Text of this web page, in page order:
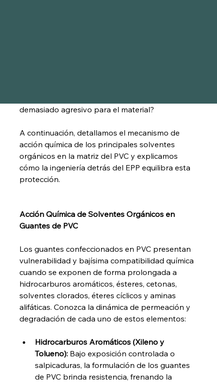
demasiado agresivo para el material?
A continuación, detallamos el mecanismo de
acción química de los principales solventes
orgánicos en la matriz del PVC y explicamos
cómo la ingeniería detrás del EPP equilibra esta
protección.
Acción Química de Solventes Orgánicos en
Guantes de PVC
Los guantes confeccionados en PVC presentan
vulnerabilidad y bajísima compatibilidad química
cuando se exponen de forma prolongada a
hidrocarburos aromáticos, ésteres, cetonas,
solventes clorados, éteres cíclicos y aminas
alifáticas. Conozca la dinámica de permeación y
degradación de cada uno de estos elementos:
Hidrocarburos Aromáticos (Xileno y
Tolueno): Bajo exposición controlada o
salpicaduras, la formulación de los guantes
de PVC brinda resistencia, frenando la